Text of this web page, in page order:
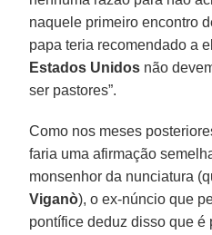
naquele primeiro encontro
papa teria recomendado a
Estados Unidos não
ser pastores”.
Como nos meses
faria uma afirmação
monsenhor da nunciatura
Viganò), o ex-núncio que
pontífice deduz disso que é